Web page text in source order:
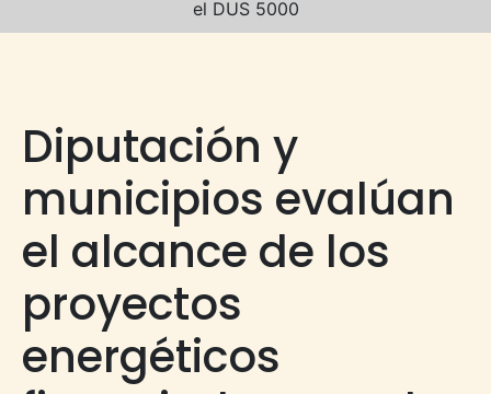
el DUS 5000
Diputación y
municipios evalúan
el alcance de los
proyectos
energéticos